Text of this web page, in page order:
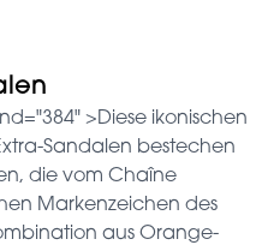
>Diese ikonischen
Sandalen bestechen
die vom Chaîne
Markenzeichen des
aus Orange-